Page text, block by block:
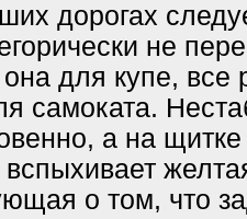
дорогах
не
для купе, все
самоката.
а на
о том, что